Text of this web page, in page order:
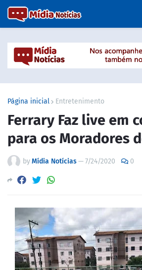
Página inicial Entretenimento
Ferrary Faz live em
para os Moradores
byMídia Notícias—7/24/2020 0